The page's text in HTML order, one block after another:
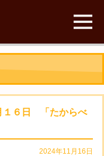
１６日 「たからべ
2024年11月16日